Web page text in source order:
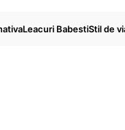
Leacuri BabestiStil de